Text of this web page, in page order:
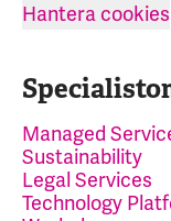
Hantera cookies
Managed
Sustainability
Legal Services
Technology